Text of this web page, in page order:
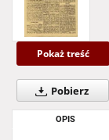
Pokaż treść
Pobierz
OPIS